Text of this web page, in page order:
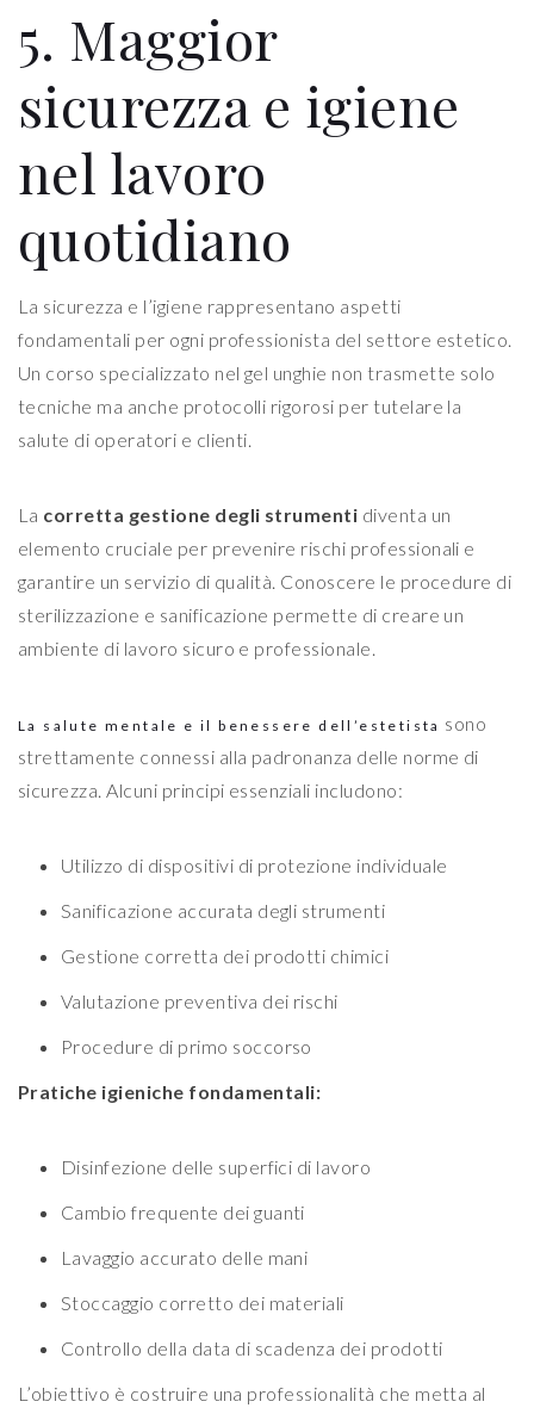
5. Maggior
sicurezza e igiene
nel lavoro
quotidiano
La sicurezza e l’igiene rappresentano aspetti
fondamentali per ogni professionista del settore estetico.
Un corso specializzato nel gel unghie non trasmette solo
tecniche ma anche protocolli rigorosi per tutelare la
salute di operatori e clienti.
La corretta gestione degli strumenti diventa un
elemento cruciale per prevenire rischi professionali e
garantire un servizio di qualità. Conoscere le procedure di
sterilizzazione e sanificazione permette di creare un
ambiente di lavoro sicuro e professionale.
La salute mentale e il benessere dell’estetista sono
strettamente connessi alla padronanza delle norme di
sicurezza. Alcuni principi essenziali includono:
Utilizzo di dispositivi di protezione individuale
Sanificazione accurata degli strumenti
Gestione corretta dei prodotti chimici
Valutazione preventiva dei rischi
Procedure di primo soccorso
Pratiche igieniche fondamentali:
Disinfezione delle superfici di lavoro
Cambio frequente dei guanti
Lavaggio accurato delle mani
Stoccaggio corretto dei materiali
Controllo della data di scadenza dei prodotti
L’obiettivo è costruire una professionalità che metta al